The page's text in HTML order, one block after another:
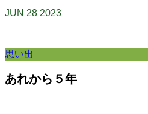
JUN 28 2023
思い出
あれから５年